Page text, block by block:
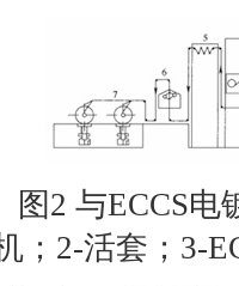
图2 与ECCS
；2-活套；3-